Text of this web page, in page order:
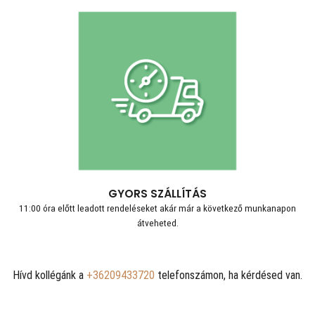
GYORS SZÁLLÍTÁS
11:00 óra előtt leadott rendeléseket akár már a következő munkanapon
átveheted.
Hívd kollégánk a +36209433720 telefonszámon, ha kérdésed van.